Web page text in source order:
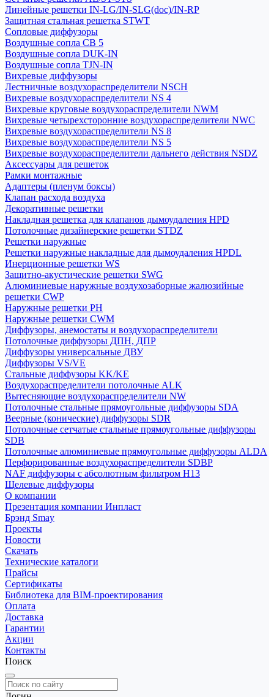
Линейные решетки IN-LG/IN-SLG(doc)/IN-RP
Защитная стальная решетка STWT
Сопловые диффузоры
Воздушные сопла СВ 5
Воздушные сопла DUK-IN
Воздушные сопла TJN-IN
Вихревые диффузоры
Лестничные воздухораспределители NSCH
Вихревые воздухораспределители NS 4
Вихревые круговые воздухораспределители NWM
Вихревые четырехсторонние воздухораспределители NWC
Вихревые воздухораспределители NS 8
Вихревые воздухораспределители NS 5
Вихревые воздухораспределители дальнего действия NSDZ
Аксессуары для решеток
Рамки монтажные
Адаптеры (пленум боксы)
Клапан расхода воздуха
Декоративные решетки
Накладная решетка для клапанов дымоудаления HPD
Потолочные дизайнерские решетки STDZ
Решетки наружные
Решетки наружные накладные для дымоудаления HPDL
Инерционные решетки WS
Защитно-акустические решетки SWG
Алюминиевые наружные воздухозаборные жалюзийные
решетки CWP
Наружные решетки РН
Наружные решетки CWM
Диффузоры, анемостаты и воздухораспределители
Потолочные диффузоры ДПН, ДПР
Диффузоры универсальные ДВУ
Диффузоры VS/VE
Стальные диффузоры KK/KE
Воздухораспределители потолочные ALK
Вытесняющие воздухораспределители NW
Потолочные стальные прямоугольные диффузоры SDA
Веерные (конические) диффузоры SDR
Потолочные сетчатые стальные прямоугольные диффузоры
SDB
Потолочные алюминиевые прямоугольные диффузоры ALDA
Перфорированные воздухораспределители SDBP
NAF диффузоры с абсолютным фильтром Н13
Щелевые диффузоры
О компании
Презентация компании Инпласт
Брэнд Smay
Проекты
Новости
Скачать
Технические каталоги
Прайсы
Сертификаты
Библиотека для BIM-проектирования
Оплата
Доставка
Гарантии
Акции
Контакты
Поиск